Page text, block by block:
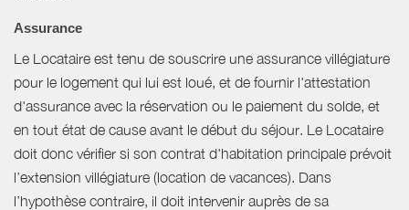
Assurance
Le Locataire est tenu de souscrire une assurance villégiature
pour le logement qui lui est loué, et de fournir l'attestation
d'assurance avec la réservation ou le paiement du solde, et
en tout état de cause avant le début du séjour. Le Locataire
doit donc vérifier si son contrat d'habitation principale prévoit
l’extension villégiature (location de vacances). Dans
l’hypothèse contraire, il doit intervenir auprès de sa